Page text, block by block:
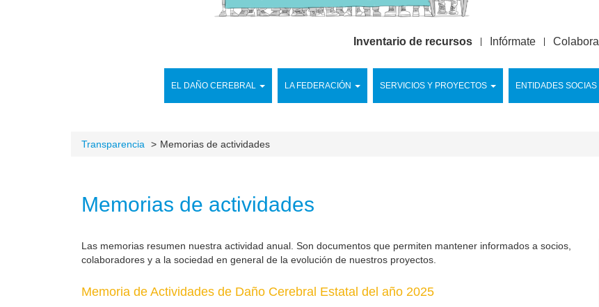
EL DAÑO CEREBRAL LA FEDERACIÓN SERVICIOS Y PROYECTOS ENTIDADES SOCIAS
Inventario de recursos Infórmate Colabora
Transparencia Memorias de actividades
Memorias de actividades
Las memorias resumen nuestra actividad anual. Son documentos que permiten mantener informados a socios,
colaboradores y a la sociedad en general de la evolución de nuestros proyectos.
Memoria de Actividades de Daño Cerebral Estatal del año 2025